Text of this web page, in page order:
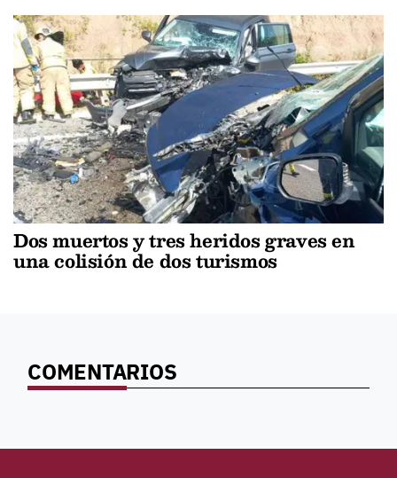
Dos muertos y tres heridos graves en
una colisión de dos turismos
COMENTARIOS